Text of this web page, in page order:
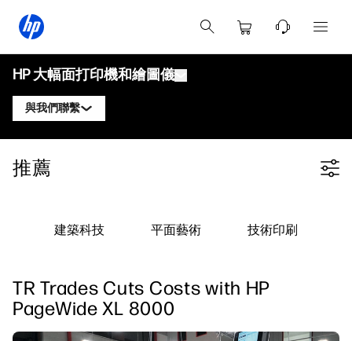
HP 大幅面打印機和繪圖儀
與我們聯繫
聯繫 HP DesignJet 專家
聯繫 HP Latex 專家
聯繫 PrintOS 專家
追蹤我們
HP DesignJet 技術繪圖儀
HP PageWide XL 打印機
HP Stitch 打印機
解決方案與服務
HP PrintOS 生產中心
安全性
部落格
網絡研討會
推薦
Filter category
建築科技 平面藝術 技術印刷
TR Trades Cuts Costs with HP
PageWide XL 8000